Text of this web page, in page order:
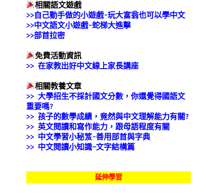
相關語文遊戲
>>自己動手做的小遊戲-玩大富翁也可以學中文
>>中文語文小遊戲-蛇梯大進擊
>>部首拉密
免費活動資訊
>> 在家教出好中文線上家長講座
相關教養文章
>> 大學招生不採計國文分數，你還覺得國語文
重要嗎?
>> 孩子的數學成績，竟然與中文理解能力有關?
>> 英文閱讀和寫作能力，跟母語程度有關
>> 中文學習小秘笈-善用部首與字典
>> 中文閱讀小知識—文字結構篇
延伸學習